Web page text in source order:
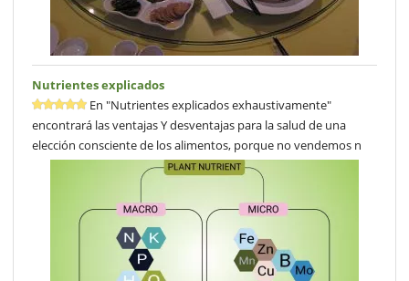
Nutrientes explicados
En "Nutrientes explicados exhaustivamente"
encontrará las ventajas Y desventajas para la salud de una
elección consciente de los alimentos, porque no vendemos n